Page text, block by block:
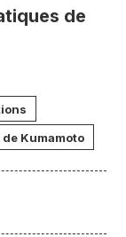
de
Kumamoto